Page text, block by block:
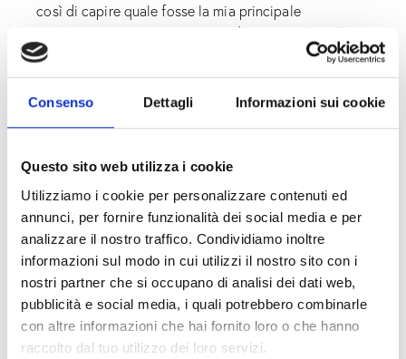
Consenso Dettagli Informazioni sui cookie
Questo sito web utilizza i cookie
Utilizziamo i cookie per personalizzare contenuti ed
annunci, per fornire funzionalità dei social media e per
analizzare il nostro traffico. Condividiamo inoltre
informazioni sul modo in cui utilizzi il nostro sito con i
nostri partner che si occupano di analisi dei dati web,
pubblicità e social media, i quali potrebbero combinarle
con altre informazioni che hai fornito loro o che hanno
raccolto dal tuo utilizzo dei loro servizi.
così di capire quale fosse la mia principale
vocazione, un punto in comune di esse, cioè quella
dell’artigianato di qualità in ambito artistico e di
design dell’arredo, con un’attenzione particolare alla
materia del legno.
Nel mio stile voglio dare sempre o quasi un impronta
secondo me questa caratteristica risalta la pienezza,
la semplicità e la primordialità del legno,
Generalmente per le mie creazioni tendo a
prediligere il legno riciclato, perchè lo considero un
pò il mio marchio di fabbrica ma talvolta posso
utilizzare anche essenze più pregiate ed esotiche che
richiamano la mia esperienza da liutaio.